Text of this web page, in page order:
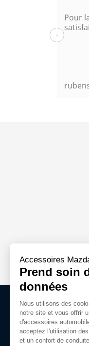
Pour
‹